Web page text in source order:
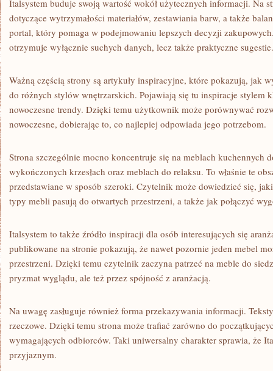
Italsystem buduje swoją wartość wokół użytecznych informacji. Na
dotyczące wytrzymałości materiałów, zestawiania barw, a także
portal, który pomaga w podejmowaniu lepszych decyzji
otrzymuje wyłącznie suchych danych, lecz także praktyczne sugestie.
Ważną częścią strony są artykuły inspiracyjne, które pokazują, jak
do różnych stylów wnętrzarskich. Pojawiają się tu inspiracje stylem
nowoczesne trendy. Dzięki temu użytkownik może porównywać
nowoczesne, dobierając to, co najlepiej odpowiada jego potrzebom.
Strona szczególnie mocno koncentruje się na meblach kuchennych
wykończonych krzesłach oraz meblach do relaksu. To właśnie te
przedstawiane w sposób szeroki. Czytelnik może dowiedzieć się,
typy mebli pasują do otwartych przestrzeni, a także jak połączyć
Italsystem to także źródło inspiracji dla osób interesujących się
publikowane na stronie pokazują, że nawet pozornie jeden mebel
przestrzeni. Dzięki temu czytelnik zaczyna patrzeć na meble do
pryzmat wyglądu, ale też przez spójność z aranżacją.
Na uwagę zasługuje również forma przekazywania informacji.
rzeczowe. Dzięki temu strona może trafiać zarówno do
wymagających odbiorców. Taki uniwersalny charakter sprawia, że
przyjaznym.